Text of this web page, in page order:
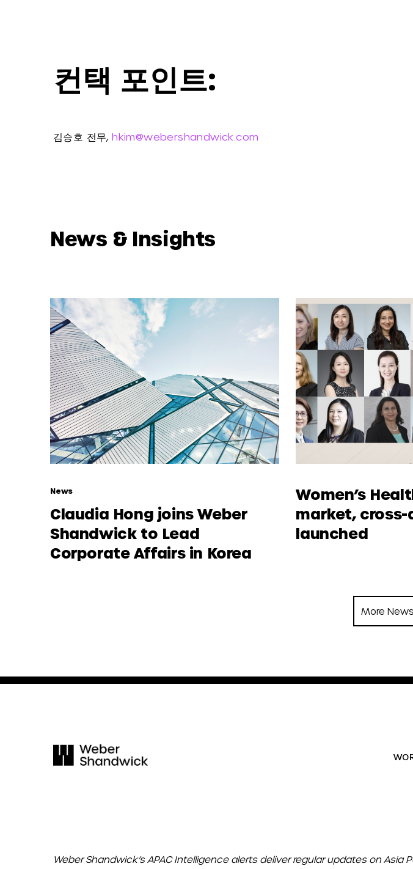
컨택 포인트:
김승호 전무, hkim@webershandwick.com
News & Insights
News
Claudia Hong joins Weber
Shandwick to Lead
Corporate Affairs in Korea
Women’s
market,
launched
More
Weber Shandwick’s APAC Intelligence alerts deliver regular updates on